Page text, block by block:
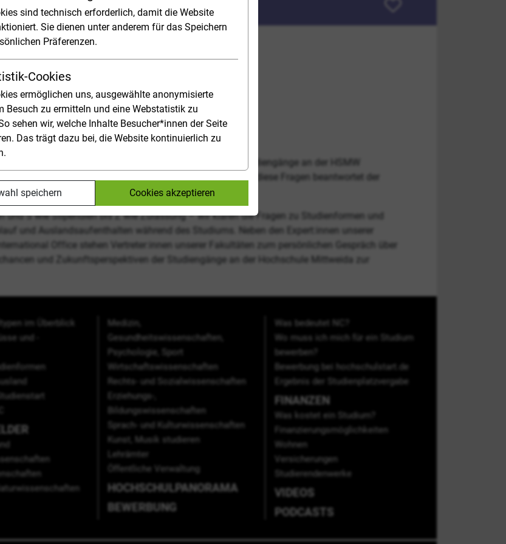
sind technisch erforderlich, damit die Website
Sie dienen unter anderem für das Speichern
Präferenzen.
Cookies
ermöglichen uns, ausgewählte anonymisierte
Besuch zu ermitteln und eine Webstatistik zu
sehen wir, welche Inhalte Besucher*innen der Seite
Das trägt dazu bei, die Website kontinuierlich zu
speichern Cookies akzeptieren
Webseite:
Datum:
14.01.2027
ist das richtige für mich? Was macht die Studiengänge an der HSMW
in einer Hochschulstadt wie Mittweida vorstellen? All diese Fragen beantwortet der
und S wie Stipendien bis Z wie Zulassung – wir klären die Fragen zu Studienformen und
und Auslandsaufenthalten während des Studiums. Neben den Expert:innen unserer
Office stehen Vertreter:innen unserer Fakultäten zum persönlichen Gespräch über
und Zukunftsperspektiven der Studiengänge an der Hochschule Mittweida zur
im Überblick
und -
Medizin,
Gesundheitswissenschaften,
Psychologie, Sport
Wirtschaftswissenschaften
Rechts- und Sozialwissenschaften
Erziehungs-,
Bildungswissenschaften
Sprach- und Kulturwissenschaften
Kunst, Musik studieren
Lehrämter
Öffentliche Verwaltung
HOCHSCHULPANORAMA
BEWERBUNG
Was bedeutet NC?
Wo muss ich mich für ein Studium
bewerben?
Bewerbung bei hochschulstart.de
Ergebnis der Studienplatzvergabe
FINANZEN
Was kostet ein Studium?
Finanzierungsmöglichkeiten
Wohnen
Versicherungen
Studierendenwerke
VIDEOS
PODCASTS